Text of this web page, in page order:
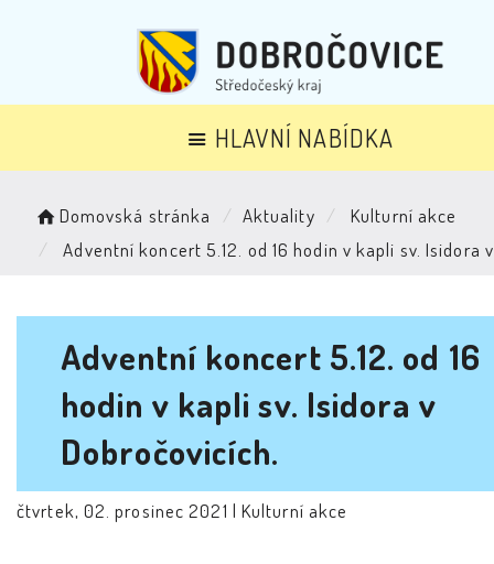
HLAVNÍ NABÍDKA
Domovská stránka Aktuality
Kulturní akce
Adventní koncert 5.12. od 16 hodin v kapli sv. Isidora
Adventní koncert 5.12. od 16
hodin v kapli sv. Isidora v
Dobročovicích.
čtvrtek, 02. prosinec 2021 | Kulturní akce